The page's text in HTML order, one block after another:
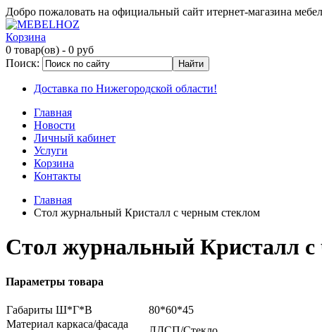
Добро пожаловать на официальный сайт итернет-магазина
Корзина
0 товар(ов) - 0 руб
Поиск:
Доставка по Нижегородской области!
Главная
Новости
Личный кабинет
Услуги
Корзина
Контакты
Главная
Стол журнальный Кристалл с черным стеклом
Стол журнальный Кристалл
Параметры товара
Габариты Ш*Г*В
80*60*45
Материал каркаса/фасада